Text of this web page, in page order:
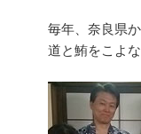
毎年、奈良県
道と鮪をこよ